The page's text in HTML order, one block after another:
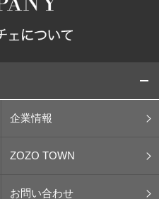
企業情報
ZOZO TOWN
お問い合わせ